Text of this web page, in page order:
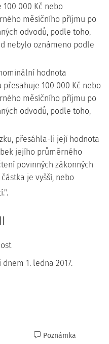
000 Kč nebo
měsíčního příjmu po
odvodů, podle toho,
nebylo oznámeno podle
hodnota
100 000 Kč nebo
měsíčního příjmu po
odvodů, podle toho,
přesáhla-li její hodnota
jejího průměrného
povinných zákonných
je vyšší, nebo
1. ledna 2017.
Poznámka